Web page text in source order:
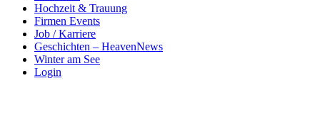
Hochzeit & Trauung
Firmen Events
Job / Karriere
Geschichten – HeavenNews
Winter am See
Login